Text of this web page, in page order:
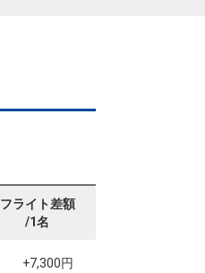
フライト差額
/1名
+7,300円
+17,900円
+7,300円